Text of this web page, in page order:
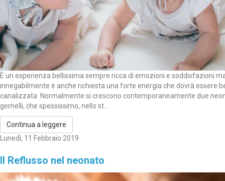
È un esperienza bellissima sempre ricca di emozioni e soddisfazioni
innegabilmente è anche richiesta una forte energia che dovrà essere
canalizzata Normalmente si crescono contemporaneamente due
gemelli, che spessissimo, nello st....
Continua a leggere
Lunedì, 11 Febbraio 2019
Il Reflusso nel neonato